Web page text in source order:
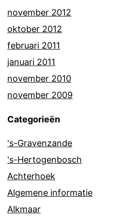
november 2012
oktober 2012
februari 2011
januari 2011
november 2010
november 2009
Categorieën
's-Gravenzande
's-Hertogenbosch
Achterhoek
Algemene informatie
Alkmaar